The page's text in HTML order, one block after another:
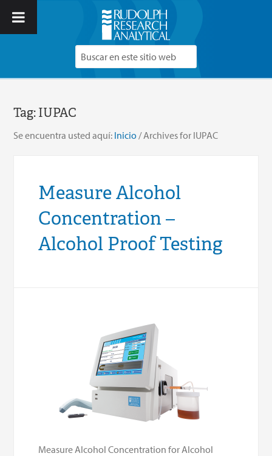
Tag:IUPAC
Se encuentra usted aquí: Inicio /Archives for IUPAC
Measure Alcohol
Concentration –
Alcohol Proof Testing
Measure Alcohol Concentration for Alcohol